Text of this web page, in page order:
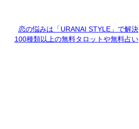
恋の悩みは「URANAI STYLE」で解決
100種類以上の無料タロットや無料占い